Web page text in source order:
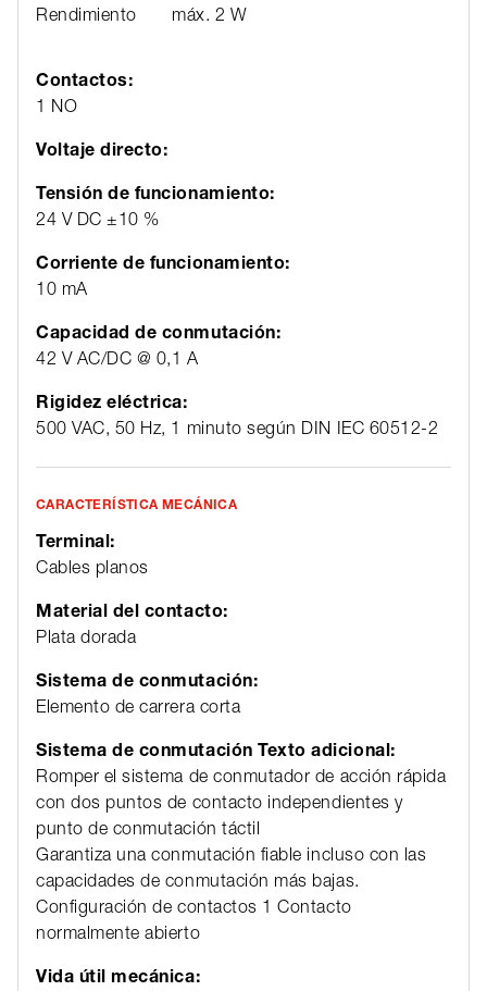
Rendimiento
máx. 2 W
Contactos:
1 NO
Voltaje directo:
Tensión de funcionamiento:
24 V DC ±10 %
Corriente de funcionamiento:
10 mA
Capacidad de conmutación:
42 V AC/DC @ 0,1 A
Rigidez eléctrica:
500 VAC, 50 Hz, 1 minuto según DIN IEC 60512-2
CARACTERÍSTICA MECÁNICA
Terminal:
Cables planos
Material del contacto:
Plata dorada
Sistema de conmutación:
Elemento de carrera corta
Sistema de conmutación Texto adicional:
Romper el sistema de conmutador de acción rápida
con dos puntos de contacto independientes y
punto de conmutación táctil
Garantiza una conmutación fiable incluso con las
capacidades de conmutación más bajas.
Configuración de contactos 1 Contacto
normalmente abierto
Vida útil mecánica: